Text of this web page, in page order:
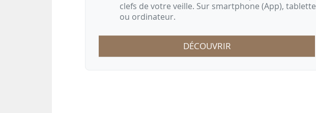
clefs de votre veille. Sur smartphone (App), tablette
ou ordinateur.
DÉCOUVRIR